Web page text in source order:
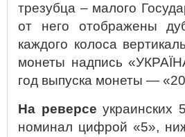
трезубца – малого
от него отображены
каждого колоса
монеты надпись
год выпуска монеты —
На реверсе украинских
номинал цифрой «5»,